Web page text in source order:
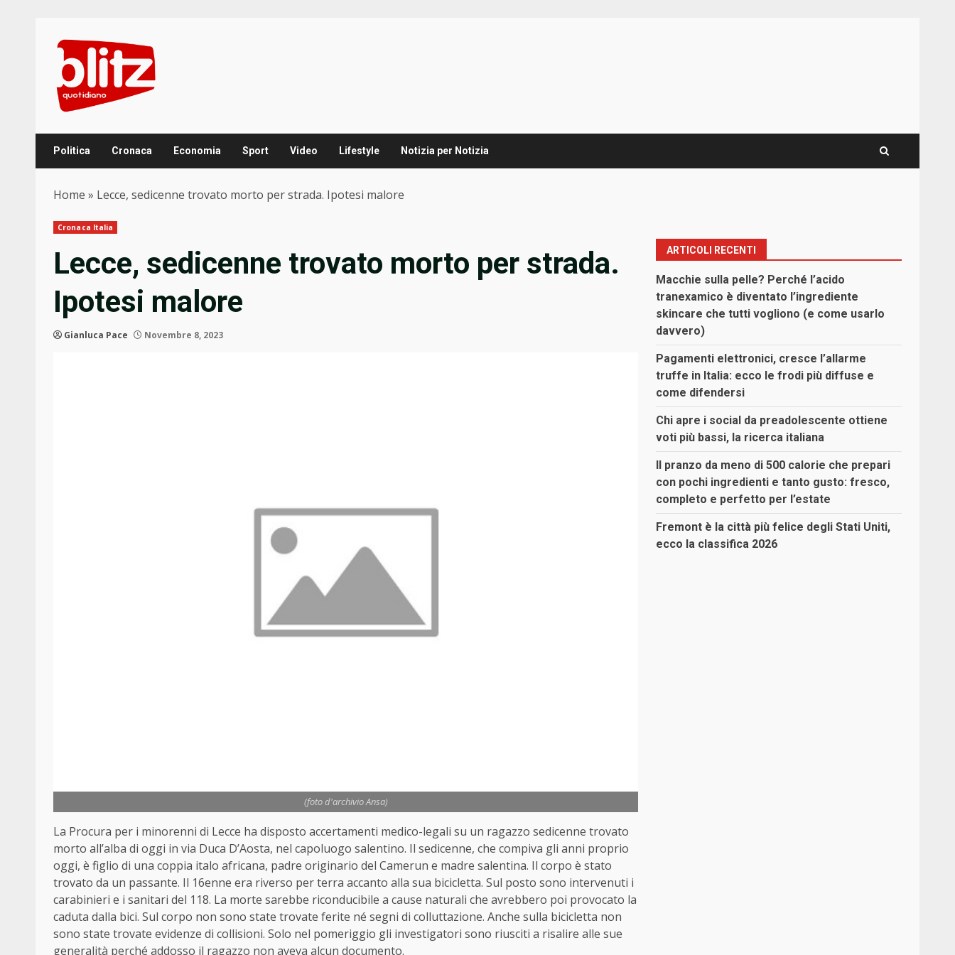
content
Politica Cronaca Economia Sport Video Lifestyle Notizia per Notizia
Home » Lecce, sedicenne trovato morto per strada. Ipotesi malore
Cronaca Italia
Lecce, sedicenne trovato morto per strada.
Ipotesi malore
Gianluca Pace Novembre 8, 2023
(foto d'archivio Ansa)
La Procura per i minorenni di Lecce ha disposto accertamenti medico-legali su un ragazzo sedicenne trovato
morto all’alba di oggi in via Duca D’Aosta, nel capoluogo salentino. Il sedicenne, che compiva gli anni proprio
oggi, è figlio di una coppia italo africana, padre originario del Camerun e madre salentina. Il corpo è stato
trovato da un passante. Il 16enne era riverso per terra accanto alla sua bicicletta. Sul posto sono intervenuti i
carabinieri e i sanitari del 118. La morte sarebbe riconducibile a cause naturali che avrebbero poi provocato la
caduta dalla bici. Sul corpo non sono state trovate ferite né segni di colluttazione. Anche sulla bicicletta non
sono state trovate evidenze di collisioni. Solo nel pomeriggio gli investigatori sono riusciti a risalire alle sue
generalità perché addosso il ragazzo non aveva alcun documento.
ARTICOLI RECENTI
Macchie sulla pelle? Perché l’acido
tranexamico è diventato l’ingrediente
skincare che tutti vogliono (e come usarlo
davvero)
Pagamenti elettronici, cresce l’allarme
truffe in Italia: ecco le frodi più diffuse e
come difendersi
Chi apre i social da preadolescente ottiene
voti più bassi, la ricerca italiana
Il pranzo da meno di 500 calorie che prepari
con pochi ingredienti e tanto gusto: fresco,
completo e perfetto per l’estate
Fremont è la città più felice degli Stati Uniti,
ecco la classifica 2026